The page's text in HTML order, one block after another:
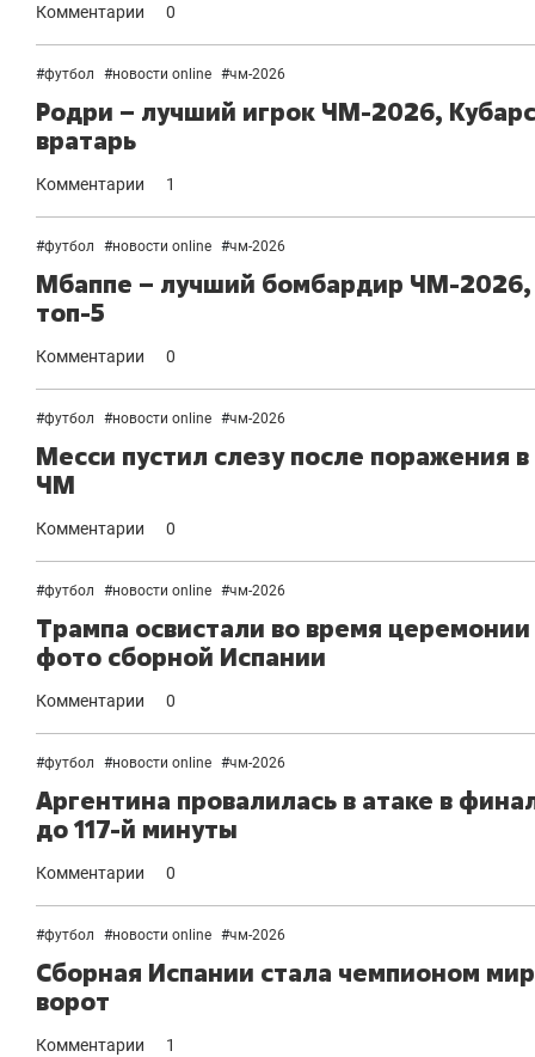
Комментарии 0
#футбол #новости online #чм-2026
Родри – лучший игрок ЧМ-2026,
вратарь
Комментарии 1
#футбол #новости online #чм-2026
Мбаппе – лучший бомбардир ЧМ-2026,
топ-5
Комментарии 0
#футбол #новости online #чм-2026
Месси пустил слезу после поражения
ЧМ
Комментарии 0
#футбол #новости online #чм-2026
Трампа освистали во время
фото сборной Испании
Комментарии 0
#футбол #новости online #чм-2026
Аргентина провалилась в атаке в
до 117-й минуты
Комментарии 0
#футбол #новости online #чм-2026
Сборная Испании стала чемпионом
ворот
Комментарии 1